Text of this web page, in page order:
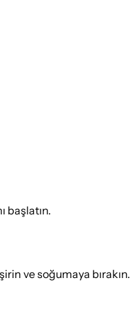
başlatın.
ve soğumaya bırakın.